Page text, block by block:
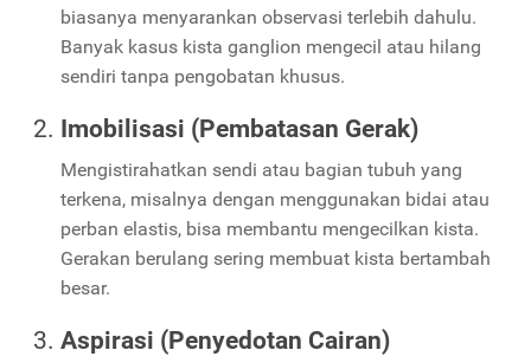
biasanya menyarankan observasi terlebih dahulu.
Banyak kasus kista ganglion mengecil atau hilang
sendiri tanpa pengobatan khusus.
Imobilisasi (Pembatasan Gerak)
Mengistirahatkan sendi atau bagian tubuh yang
terkena, misalnya dengan menggunakan bidai atau
perban elastis, bisa membantu mengecilkan kista.
Gerakan berulang sering membuat kista bertambah
besar.
Aspirasi (Penyedotan Cairan)